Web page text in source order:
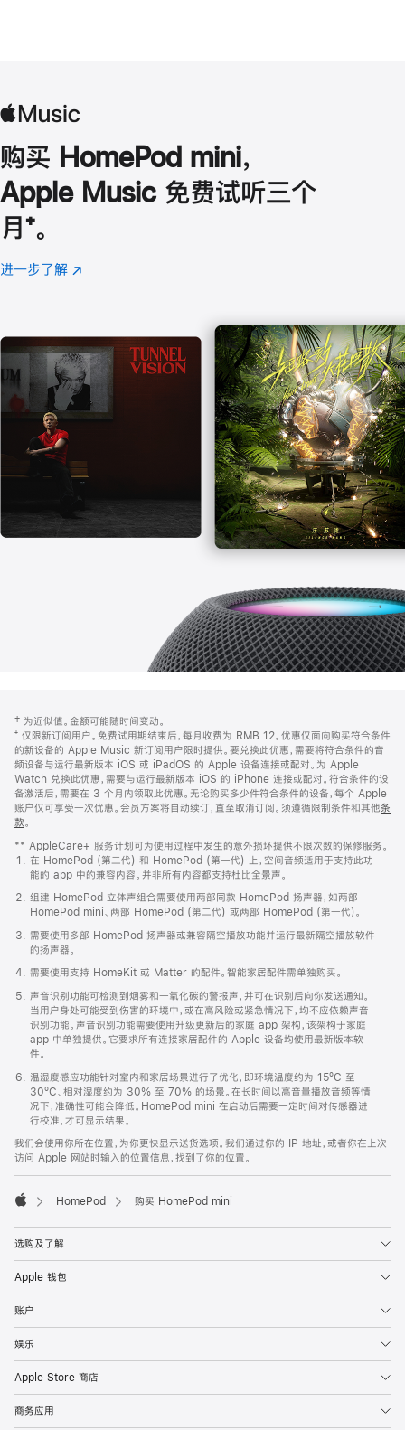
购买 HomePod mini，
Apple Music 免费试听三个
月 脚
注
⁺。
进一步了解 Apple
(在
口
中
打
开)
页
页
脚
注
‡ 为近似值。金额可能随时间变动。
⁺ 仅限新订阅用户。免费试用期结束后，每月收费为 RMB 12。优惠仅面向购买符合条件
的新设备的 Apple Music 新订阅用户限时提供。要兑换此优惠，需要将符合条件的音
频设备与运行最新版本 iOS 或 iPadOS 的 Apple 设备连接或配对。为 Apple
Watch 兑换此优惠，需要与运行最新版本 iOS 的 iPhone 连接或配对。符合条件的设
备激活后，需要在 3 个月内领取此优惠。无论购买多少件符合条件的设备，每个 Apple
账户仅可享受一次优惠。会员方案将自动续订，直至取消订阅。须遵循限制条件和其他条
款。
窗
口
中
打
开)
** AppleCare+ 服务计划可为使用过程中发生的意外损坏提供不限次数的保修服务。
在 HomePod (第二代) 和 HomePod (第一代) 上，空间音频适用于支持此功
能的 app 中的兼容内容。并非所有内容都支持杜比全景声。
组建 HomePod 立体声组合需要使用两部同款 HomePod 扬声器，如两部
HomePod mini、两部 HomePod (第二代) 或两部 HomePod (第一代)。
需要使用多部 HomePod 扬声器或兼容隔空播放功能并运行最新隔空播放软件
的扬声器。
需要使用支持 HomeKit 或 Matter 的配件。智能家居配件需单独购买。
声音识别功能可检测到烟雾和一氧化碳的警报声，并可在识别后向你发送通知。
当用户身处可能受到伤害的环境中，或在高风险或紧急情况下，均不应依赖声音
识别功能。声音识别功能需要使用升级更新后的家庭 app 架构，该架构于家庭
app 中单独提供。它要求所有连接家居配件的 Apple 设备均使用最新版本软
件。
温湿度感应功能针对室内和家居场景进行了优化，即环境温度约为 15ºC 至
30ºC、相对湿度约为 30% 至 70% 的场景。在长时间以高音量播放音频等情
况下，准确性可能会降低。HomePod mini 在启动后需要一定时间对传感器进
行校准，才可显示结果。
我们会使用你所在位置，为你更快显示送货选项。我们通过你的 IP 地址，或者你在上次
访问 Apple 网站时输入的位置信息，找到了你的位置。
HomePod 购买 HomePod mini
选购及了解
Apple 钱包
账户
娱乐
Apple Store 商店
商务应用